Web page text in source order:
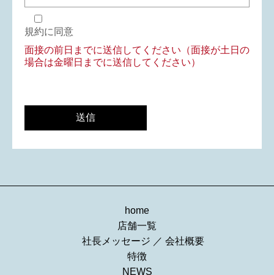
規約に同意
面接の前日までに送信してください（面接が土日の
場合は金曜日までに送信してください）
home
店舗一覧
社長メッセージ ／ 会社概要
特徴
NEWS